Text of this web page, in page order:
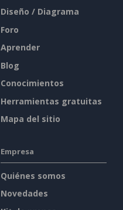
Diseño / Diagrama
Foro
Aprender
Blog
Conocimientos
Herramientas gratuitas
Mapa del sitio
Empresa
Quiénes somos
Novedades